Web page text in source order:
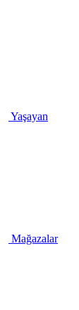
Yaşayan
Mağazalar